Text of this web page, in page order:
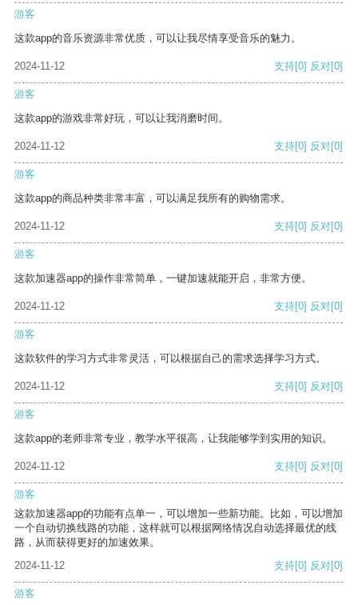
游客
这款app的音乐资源非常优质，可以让我尽情享受音乐的魅力。
2024-11-12 支持[0] 反对[0]
游客
这款app的游戏非常好玩，可以让我消磨时间。
2024-11-12 支持[0] 反对[0]
游客
这款app的商品种类非常丰富，可以满足我所有的购物需求。
2024-11-12 支持[0] 反对[0]
游客
这款加速器app的操作非常简单，一键加速就能开启，非常方便。
2024-11-12 支持[0] 反对[0]
游客
这款软件的学习方式非常灵活，可以根据自己的需求选择学习方式。
2024-11-12 支持[0] 反对[0]
游客
这款app的老师非常专业，教学水平很高，让我能够学到实用的知识。
2024-11-12 支持[0] 反对[0]
游客
这款加速器app的功能有点单一，可以增加一些新功能。比如，可以增加
一个自动切换线路的功能，这样就可以根据网络情况自动选择最优的线
路，从而获得更好的加速效果。
2024-11-12
支持[0] 反对[0]
游客